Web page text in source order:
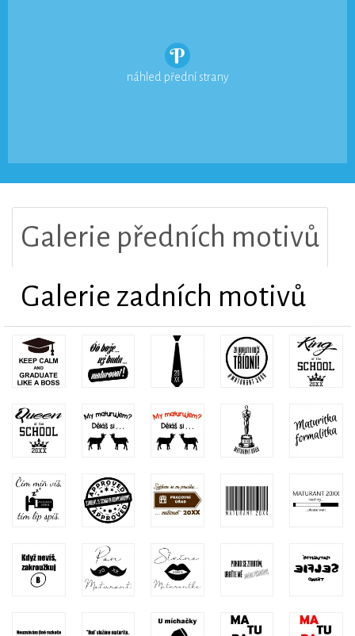
náhled přední strany
Galerie předních motivů
Galerie zadních motivů